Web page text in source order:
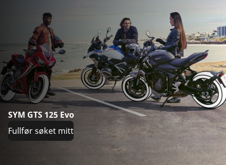
SYM GTS 125 Evo
Fullfør søket mitt